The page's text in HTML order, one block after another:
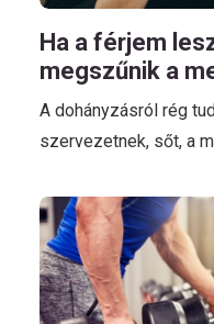
Ha a férjem
megszűnik a
A dohányzásról rég
szervezetnek, sőt, a